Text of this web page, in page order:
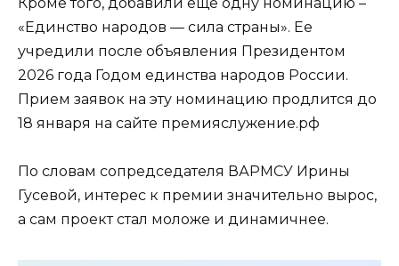
«Единство народов — сила страны». Ее
учредили после объявления Президентом
2026 года Годом единства народов России.
Прием заявок на эту номинацию продлится до
18 января на сайте премияслужение.рф
По словам сопредседателя ВАРМСУ Ирины
Гусевой, интерес к премии значительно вырос,
а сам проект стал моложе и динамичнее.